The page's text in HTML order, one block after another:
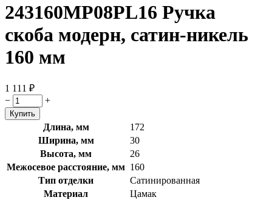
243160MP08PL16 Ручка
скоба модерн, сатин-никель
160 мм
1 111 ₽
−
+
Длина, мм
172
Ширина, мм
30
Высота, мм
26
Межосевое расстояние, мм 160
Тип отделки
Сатинированная
Материал
Цамак